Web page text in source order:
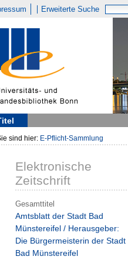
Erweiterte Suche
sind hier: E-Pflicht-Sammlung
Elektronische
Zeitschrift
Gesamttitel
Amtsblatt der Stadt Bad
Münstereifel / Herausgeber:
Die Bürgermeisterin der Stadt
Bad Münstereifel